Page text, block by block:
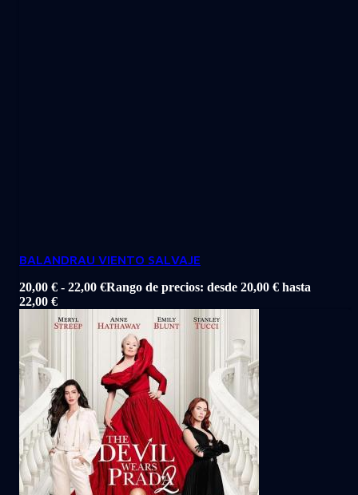
BALANDRAU VIENTO SALVAJE
20,00 € - 22,00 €Rango de precios: desde 20,00 € hasta
22,00 €